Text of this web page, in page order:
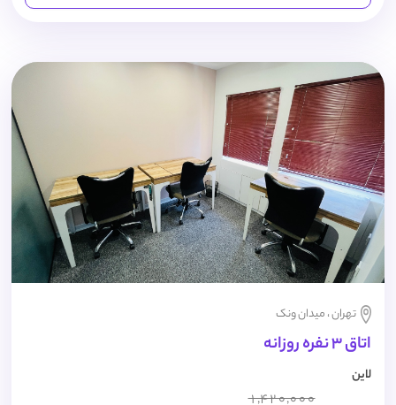
تهران ، میدان ونک
اتاق 3 نفره روزانه
لاین